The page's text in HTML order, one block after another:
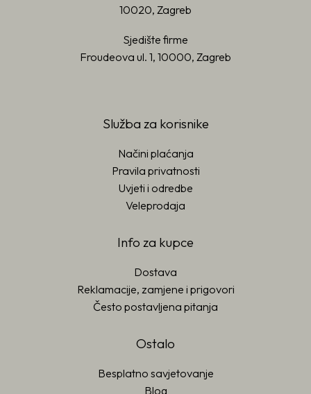
10020, Zagreb
Sjedište firme
Froudeova ul. 1, 10000, Zagreb
Služba za korisnike
Načini plaćanja
Pravila privatnosti
Uvjeti i odredbe
Veleprodaja
Info za kupce
Dostava
Reklamacije, zamjene i prigovori
Često postavljena pitanja
Ostalo
Besplatno savjetovanje
Blog